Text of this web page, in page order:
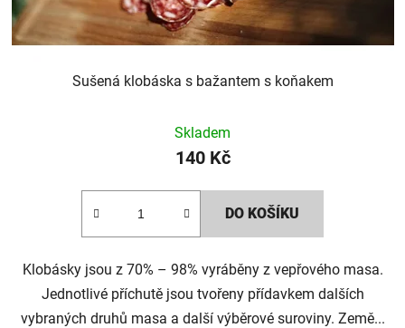
Sušená klobáska s bažantem s koňakem
Skladem
140 Kč
DO KOŠÍKU
Klobásky jsou z 70% – 98% vyráběny z vepřového masa.
Jednotlivé příchutě jsou tvořeny přídavkem dalších
vybraných druhů masa a další výběrové suroviny. Země...